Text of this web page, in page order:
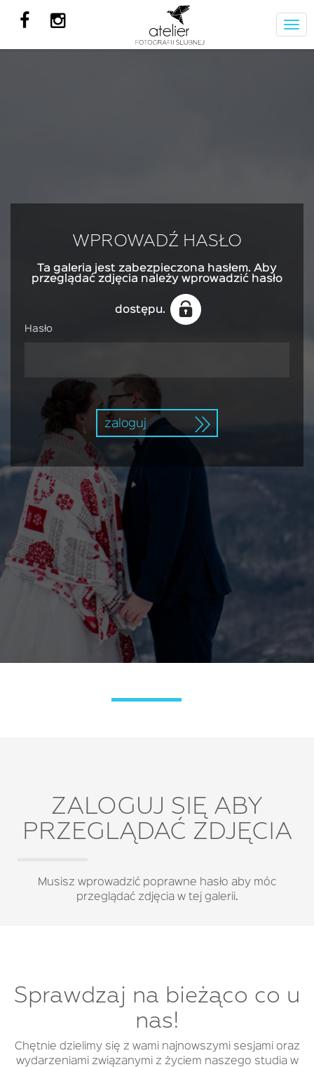
WPROWADŹ HASŁO
Ta galeria jest zabezpieczona hasłem. Aby
przeglądać zdjęcia należy wprowadzić hasło
dostępu.
Hasło
zaloguj
ZALOGUJ SIĘ ABY
PRZEGLĄDAĆ ZDJĘCIA
Musisz wprowadzić poprawne hasło aby móc
przeglądać zdjęcia w tej galerii.
Sprawdzaj na bieżąco co u
nas!
Chętnie dzielimy się z wami najnowszymi sesjami oraz
wydarzeniami związanymi z życiem naszego studia w